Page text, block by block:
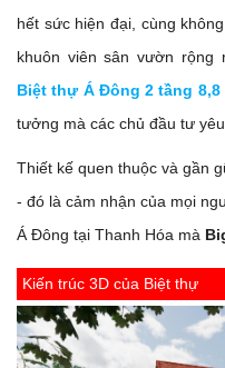
hết sức hiện đại, cùng
khuôn viên sân vườn rộng
Biệt thự Á Đông 2 tầng 8,8
tưởng mà các chủ đầu tư yêu
Thiết kế quen thuộc và gần
- đó là cảm nhận của mọi
Á Đông tại Thanh Hóa mà
Kiến trúc 3D của Biệt thự